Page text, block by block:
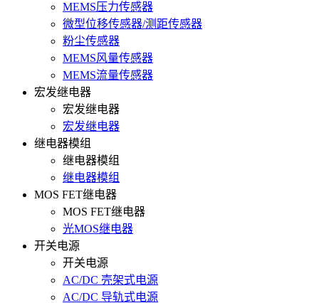
MEMS压力传感器
微型位移传感器/测距传感器
粉尘传感器
MEMS风量传感器
MEMS流量传感器
宏发继电器
宏发继电器
宏发继电器
继电器模组
继电器模组
继电器模组
MOS FET继电器
MOS FET继电器
光MOS继电器
开关电源
开关电源
AC/DC 壳架式电源
AC/DC 导轨式电源